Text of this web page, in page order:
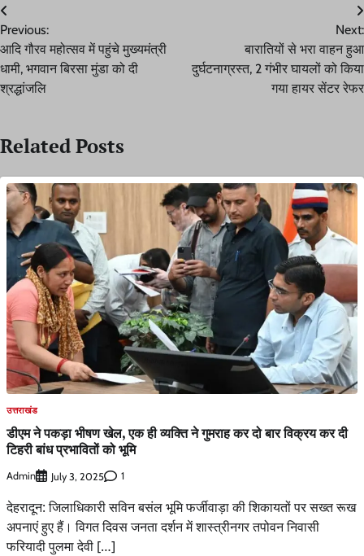
Post
navigation
Previous:
आदि गौरव महोत्सव में पहुंचे मुख्यमंत्री
धामी, भगवान बिरसा मुंडा को दी
श्रद्धांजलि
Next:
बारातियों से भरा वाहन हुआ
दुर्घटनाग्रस्त, 2 गंभीर घायलों को किया
गया हायर सेंटर रेफर
Related Posts
उत्तराखंड
डीएम ने पकड़ा भीषण खेल, एक ही व्यक्ति ने गुमराह कर दो बार विक्रय कर दी
टिहरी बांध प्रभावितों को भूमि
Admin July 3, 2025 1
देहरादून: जिलाधिकारी सविन बसंल भूमि फर्जीवाड़ा की शिकायतों पर सख्त रूख
अपनाएं हुए हैं। विगत दिवस जनता दर्शन में शास्त्रीनगर तपोवन निवासी
फरियादी पुलमा देवी […]